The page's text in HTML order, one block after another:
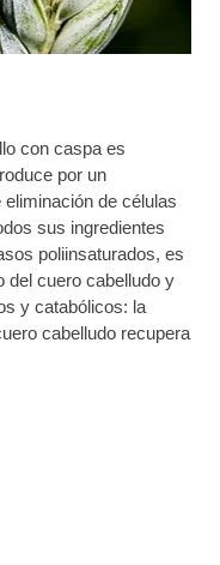
con caspa es
por un
de células
sus ingredientes
poliinsaturados, es
del cuero cabelludo y
y catabólicos: la
cabelludo recupera